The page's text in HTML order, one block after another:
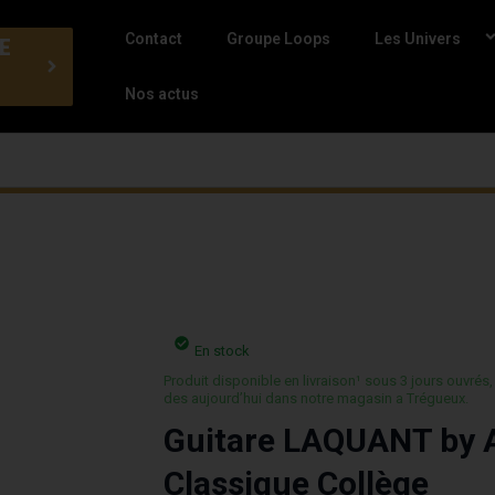
Contact Groupe Loops Les Univers
Nos actus
En stock
Produit disponible en livraison¹ sous 3 jours
des aujourd’hui dans notre magasin a Trégueux.
Guitare LAQUANT by
Classique Collège